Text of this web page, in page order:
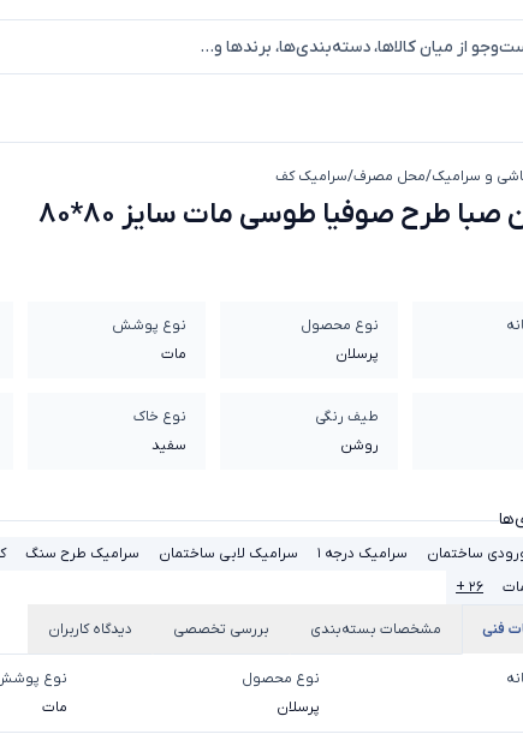
و سرامیک/محل مصرف/سرامیک کف
صبا طرح صوفیا طوسی مات سایز 80*80
نوع محصول
پرسلان
نوع پوشش
مات
طیف رنگی
روشن
نوع خاک
سفيد
ساختمان سرامیک درجه 1 سرامیک لابی ساختمان سرامیک طرح سنگ
۲۶ +
فنی مشخصات بسته‌بندی بررسی تخصصی دیدگاه کاربران
نوع محصول
پرسلان
نوع
مات